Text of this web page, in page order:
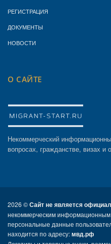
РЕГИСТРАЦИЯ
ДОКУМЕНТЫ
НОВОСТИ
О САЙТЕ
Некоммерческий
вопросах, гражданстве, визах
2026 ©Сайт не является
некоммерческим
персональные данные
находится по адресу:мвд.рф